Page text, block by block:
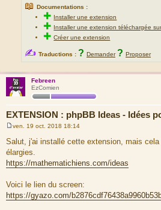
📖 Documentations :
✚ Installer une extension
✚ Installer une extension téléchargée
✚Créer une extension
✍ Traductions : ? Demander ? Proposer
Febreen
EzComien
EXTENSION : phpBB Ideas - Idées
e
s
s
a
g
ven. 19 oct. 2018 18:14
Salut, j'ai installé cette extension, mais
élargies.
https://mathematichiens.com/ideas
Voici le lien du screen:
https://gyazo.com/